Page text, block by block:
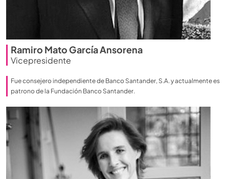
Ramiro Mato García Ansorena
Vicepresidente
Fue consejero independiente de Banco Santander, S.A. y actualmente es
patrono de la Fundación Banco Santander.